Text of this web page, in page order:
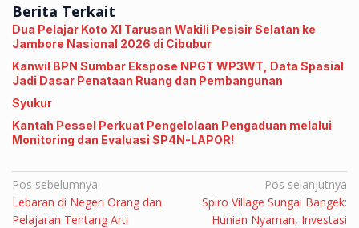
Berita Terkait
Dua Pelajar Koto XI Tarusan Wakili Pesisir Selatan ke
Jambore Nasional 2026 di Cibubur
Kanwil BPN Sumbar Ekspose NPGT WP3WT, Data Spasial
Jadi Dasar Penataan Ruang dan Pembangunan
Syukur
Kantah Pessel Perkuat Pengelolaan Pengaduan melalui
Monitoring dan Evaluasi SP4N-LAPOR!
Navigasi
pos
Pos sebelumnya
Lebaran di Negeri Orang dan
Pelajaran Tentang Arti
Pos selanjutnya
Spiro Village Sungai Bangek:
Hunian Nyaman, Investasi